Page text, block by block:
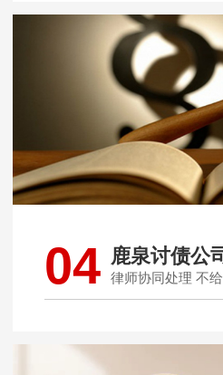
04 鹿泉讨债公
律师协同处理 不